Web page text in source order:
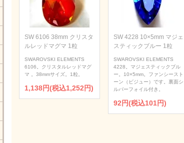
SW 6106 38mm クリスタ
ルレッドマグマ 1粒
SWAROVSKI ELEMENTS
6106。クリスタルレッドマグ
マ 。38mmサイズ。1粒。
1,138円(税込1,252円)
SW 4228 10×5mm マジェ
スティックブルー 1粒
SWAROVSKI ELEMENTS
4228。マジェスティックブル
ー。10×5mm。ファンシースト
ーン（ビジュー）です。裏面シ
ルバーフォイル付き。
92円(税込101円)